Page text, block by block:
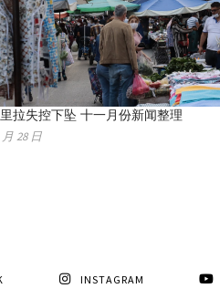
拉失控下坠 十一月份新闻整理
月 28 日
INSTAGRAM